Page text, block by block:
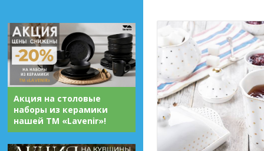
Акция на столовые
наборы из керамики
нашей ТМ «Lavenir»!